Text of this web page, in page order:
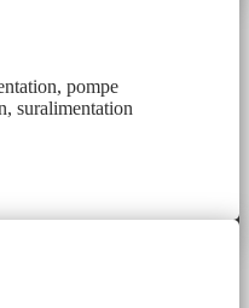
pompe
suralimentation